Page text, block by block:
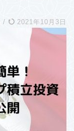
/ 2021年10月3日